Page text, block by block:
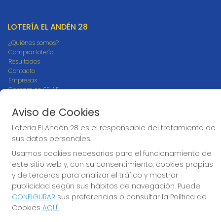
LOTERÍA EL ANDÉN 28
¿Quiénes somos?
Comprar lotería
Resultados
Contacto
Empresas
Compra en SELAE
Acceso
Registro
CONTACTO
ADMON LOTERIAS ANDEN 28 DONOSTIA - RECEPTOR
OFICIAL: 66030
943558878
info@elanden28.com
ESTACIÓN DE AUTOBUSES - Federico García Lorca, 1 Donostia
San Sebastian, 20014
Aviso de Cookies
Lotería El Andén 28 es el responsable del tratamiento de
sus datos personales.
Usamos cookies necesarias para el funcionamiento de
este sitio web y, con su consentimiento, cookies propias
y de terceros para analizar el tráfico y mostrar
publicidad según sus hábitos de navegación. Puede
CONFIGURAR sus preferencias o consultar la Política de
Cookies AQUÍ.